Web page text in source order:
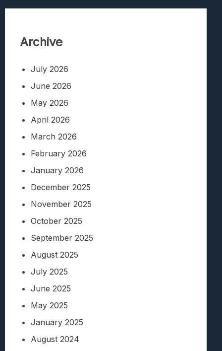
Archive
July 2026
June 2026
May 2026
April 2026
March 2026
February 2026
January 2026
December 2025
November 2025
October 2025
September 2025
August 2025
July 2025
June 2025
May 2025
January 2025
August 2024